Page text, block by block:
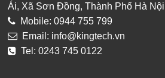
Ái, Xã Sơn Đồng, Thành Phố Hà
Mobile: 0944 755 799
Email: info@kingtech.vn
Tel: 0243 745 0122